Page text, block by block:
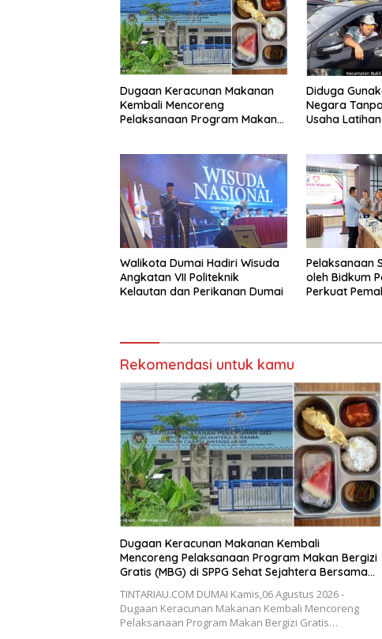
Dugaan Keracunan Makanan
Kembali Mencoreng
Pelaksanaan Program Makan
Dumai
Diduga
Negara Tanpa
Usaha
Walikota Dumai Hadiri Wisuda
Angkatan VII Politeknik
Kelautan dan Perikanan Dumai
Pelaksanaan
oleh Bidkum
Perkuat
Rekomendasi untuk kamu
Dugaan Keracunan Makanan Kembali
Mencoreng Pelaksanaan Program Makan Bergizi
Gratis (MBG) di SPPG Sehat Sejahtera Bersama
TINTARIAU.COM DUMAI Kamis,06 Agustus 2026 -
Dugaan Keracunan Makanan Kembali Mencoreng
Pelaksanaan Program Makan Bergizi Gratis…